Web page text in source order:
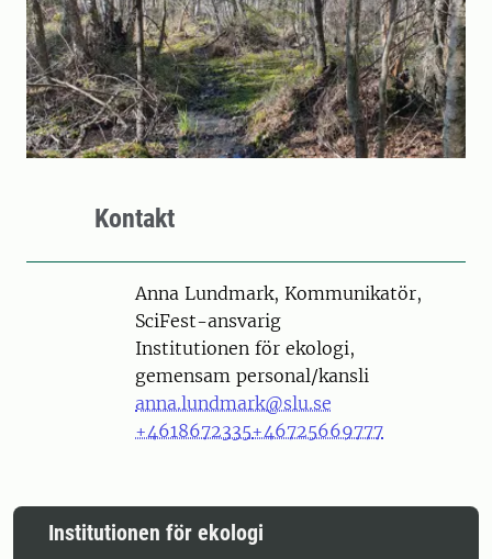
Kontakt
PersonAnna Lundmark, Kommunikatör,
SciFest-ansvarig
Institutionen för ekologi,
gemensam personal/kansli
anna.lundmark@slu.se
+4618672335+46725669777
Institutionen för ekologi